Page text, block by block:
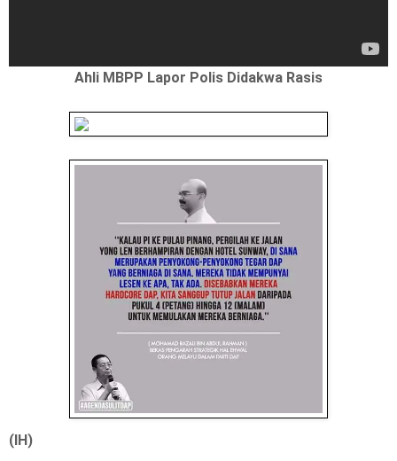
Ahli MBPP Lapor Polis Didakwa Rasis
(IH)